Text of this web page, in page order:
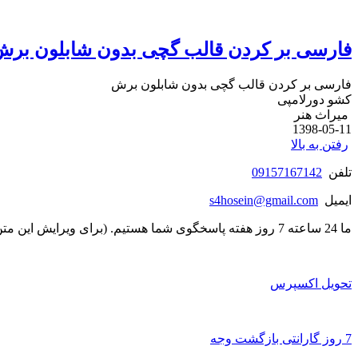
فارسی بر کردن قالب گچی بدون شابلون
فارسی بر کردن قالب گچی بدون شابلون برش
کشو دورلامپی
میراث هنر
1398-05-11
رفتن به بالا
تلفن 09157167142
ایمیل s4hosein@gmail.com
ما 24 ساعته 7 روز هفته پاسخگوی شما هستیم. (برای ویرایش این متن به پیکربندی پوسته > تب برچسب‌ها مراجعه نمایید.)
تحویل اکسپرس
7 روز گارانتی بازگشت وجه